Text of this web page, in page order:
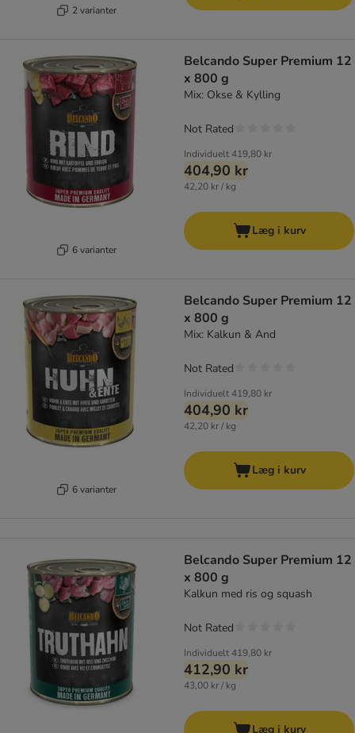
2 varianter
6 varianter
Belcando Super Premium 12
x 800 g
Mix: Okse & Kylling
Individuelt419,80 kr
404,90 kr
42,20 kr / kg
Not Rated
Læg i kurv
6 varianter
Belcando Super Premium 12
x 800 g
Mix: Kalkun & And
Individuelt419,80 kr
404,90 kr
42,20 kr / kg
Not Rated
Læg i kurv
Belcando Super Premium 12
x 800 g
Kalkun med ris og squash
Individuelt419,80 kr
412,90 kr
43,00 kr / kg
Not Rated
Læg i kurv